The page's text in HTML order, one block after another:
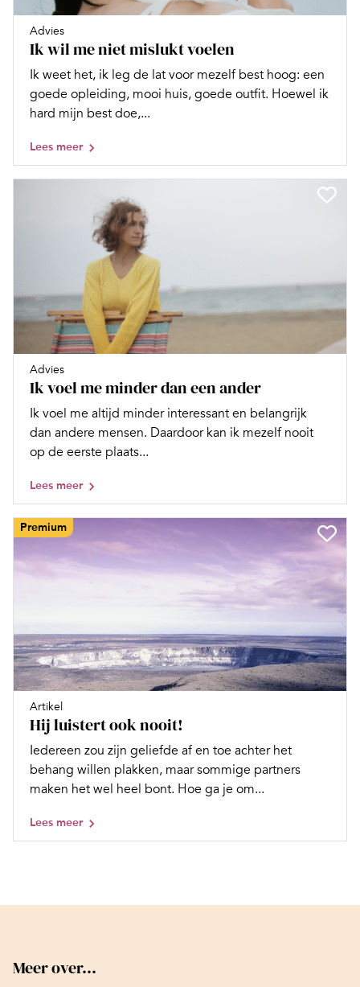
Advies
Ik wil me niet mislukt voelen
Ik weet het, ik leg de lat voor mezelf best hoog: een
goede opleiding, mooi huis, goede outfit. Hoewel ik
hard mijn best doe,...
Lees meer
Advies
Ik voel me minder dan een ander
Ik voel me altijd minder interessant en belangrijk
dan andere mensen. Daardoor kan ik mezelf nooit
op de eerste plaats...
Lees meer
Premium
Artikel
Hij luistert ook nooit!
Iedereen zou zijn geliefde af en toe achter het
behang willen plakken, maar sommige partners
maken het wel heel bont. Hoe ga je om...
Lees meer
Meer over...